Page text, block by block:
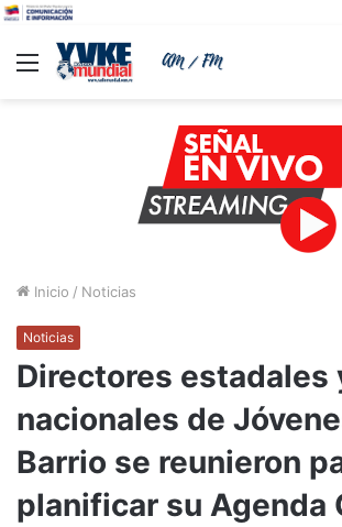
Menu
Inicio / Noticias
Noticias
Directores estadales
nacionales de
Barrio se reunieron
planificar su Agenda